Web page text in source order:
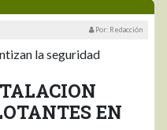
Por: Redacción
la seguridad
EN